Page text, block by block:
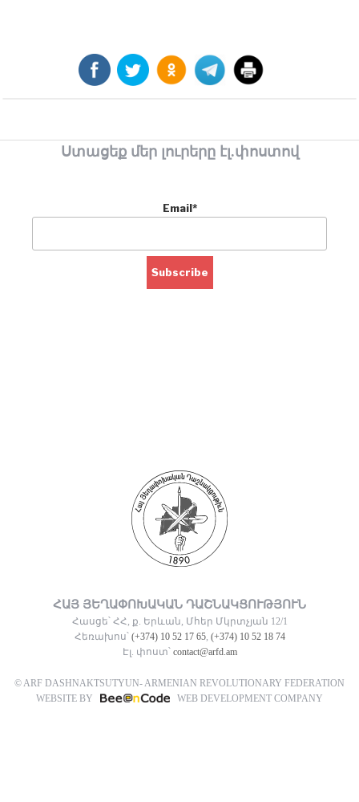
Ստացեք մեր լուրերը էլ.փոստով
Email*
ՀԱՅ ՅԵՂԱՓՈԽԱԿԱՆ ԴԱՇՆԱԿՑՈՒԹՅՈՒՆ
Հասցե՝ ՀՀ, ք. Երևան, Մհեր Մկրտչյան 12/1
Հեռախոս՝ (+374) 10 52 17 65, (+374) 10 52 18 74
Էլ. փոստ՝ contact@arfd.am
© ARF DASHNAKTSUTYUN- ARMENIAN REVOLUTIONARY FEDERATION
WEBSITE BY
WEB DEVELOPMENT COMPANY